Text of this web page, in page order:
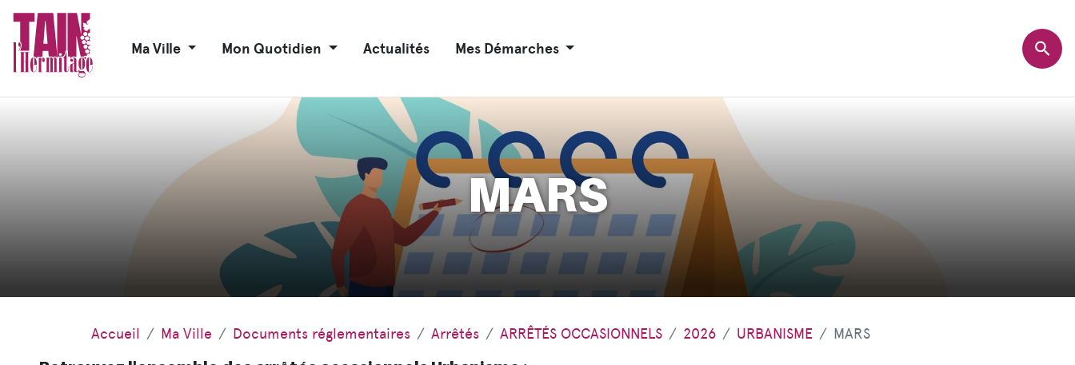
Ma Ville Mon Quotidien Actualités Mes Démarches
MARS
Accueil Ma Ville Documents réglementaires Arrêtés ARRÊTÉS OCCASIONNELS 2026 URBANISME MARS